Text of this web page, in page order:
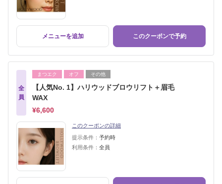
メニューを追加 このクーポンで予約
全
員
まつエク オフ その他
【人気No. 1】ハリウッドブロウリフト＋眉毛
WAX
¥6,600
このクーポンの詳細
提示条件： 予約時
利用条件： 全員